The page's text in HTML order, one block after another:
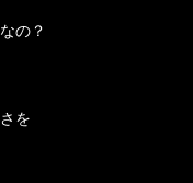
の？
を